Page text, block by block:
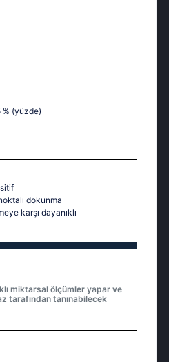
% (yüzde)
dokunma
karşı dayanıklı
miktarsal ölçümler yapar ve
tarafından tanınabilecek